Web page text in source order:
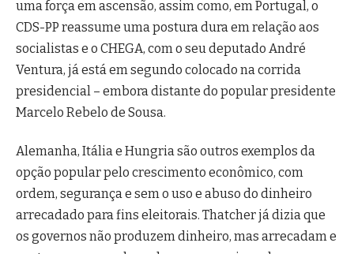
uma força em ascensão, assim como, em Portugal, o
CDS-PP reassume uma postura dura em relação aos
socialistas e o CHEGA, com o seu deputado André
Ventura, já está em segundo colocado na corrida
presidencial – embora distante do popular presidente
Marcelo Rebelo de Sousa.
Alemanha, Itália e Hungria são outros exemplos da
opção popular pelo crescimento econômico, com
ordem, segurança e sem o uso e abuso do dinheiro
arrecadado para fins eleitorais. Thatcher já dizia que
os governos não produzem dinheiro, mas arrecadam e